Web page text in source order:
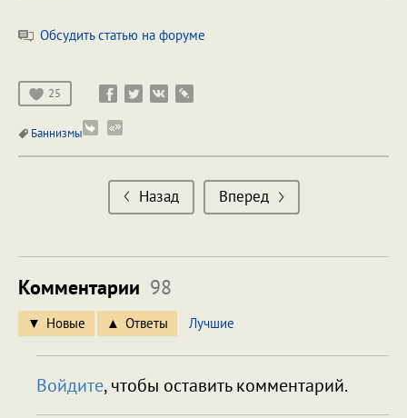
Обсудить статью на форуме
25
Баннизмы
Назад Вперед
Комментарии 98
Новые Ответы Лучшие
Войдите, чтобы оставить комментарий.